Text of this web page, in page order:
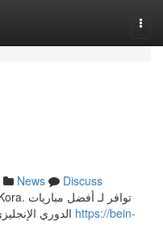
News
Discuss
https://bein-